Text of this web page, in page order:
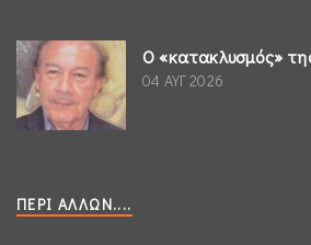
Ο «κατακλυσμός»
04 ΑΥΓ 2026
ΠΕΡΊ ΆΛΛΩΝ....